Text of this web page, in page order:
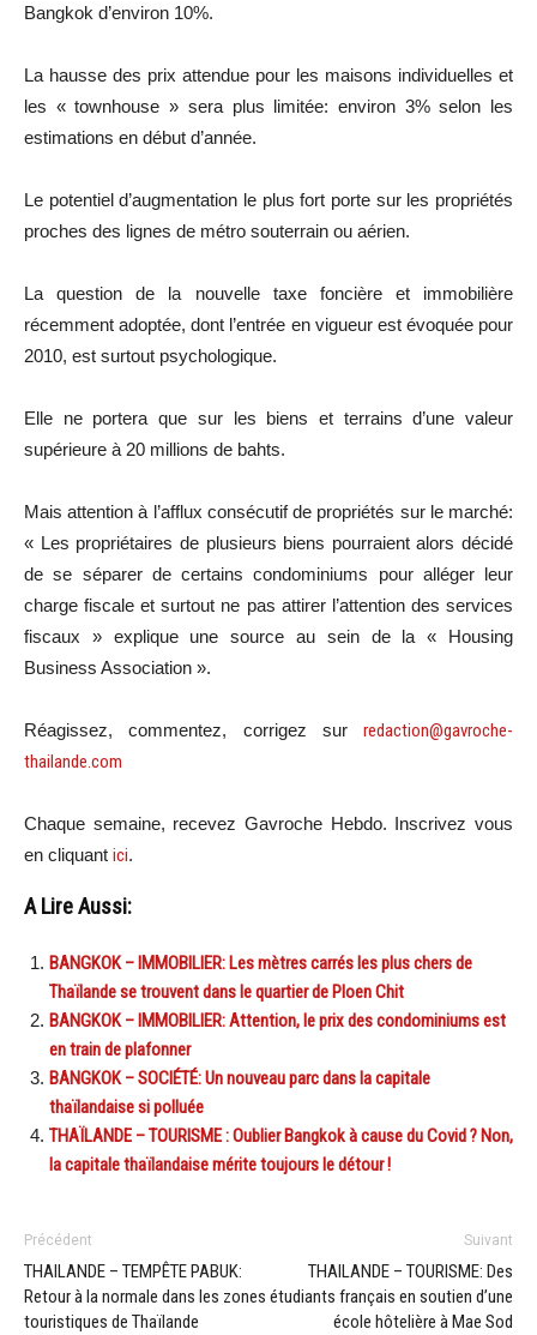
Bangkok d’environ 10%.
La hausse des prix attendue pour les maisons individuelles et
les « townhouse » sera plus limitée: environ 3% selon les
estimations en début d’année.
Le potentiel d’augmentation le plus fort porte sur les propriétés
proches des lignes de métro souterrain ou aérien.
La question de la nouvelle taxe foncière et immobilière
récemment adoptée, dont l’entrée en vigueur est évoquée pour
2010, est surtout psychologique.
Elle ne portera que sur les biens et terrains d’une valeur
supérieure à 20 millions de bahts.
Mais attention à l’afflux consécutif de propriétés sur le marché:
« Les propriétaires de plusieurs biens pourraient alors décidé
de se séparer de certains condominiums pour alléger leur
charge fiscale et surtout ne pas attirer l’attention des services
fiscaux » explique une source au sein de la « Housing
Business Association ».
Réagissez, commentez, corrigez sur redaction@gavroche-
thailande.com
Chaque semaine, recevez Gavroche Hebdo. Inscrivez vous
en cliquant ici.
A Lire Aussi:
BANGKOK – IMMOBILIER: Les mètres carrés les plus chers de
Thaïlande se trouvent dans le quartier de Ploen Chit
BANGKOK – IMMOBILIER: Attention, le prix des condominiums est
en train de plafonner
BANGKOK – SOCIÉTÉ: Un nouveau parc dans la capitale
thaïlandaise si polluée
THAÏLANDE – TOURISME : Oublier Bangkok à cause du Covid ? Non,
la capitale thaïlandaise mérite toujours le détour !
Précédent
THAILANDE – TEMPÊTE PABUK:
Retour à la normale dans les zones
touristiques de Thaïlande
Suivant
THAILANDE – TOURISME: Des
étudiants français en soutien d’une
école hôtelière à Mae Sod